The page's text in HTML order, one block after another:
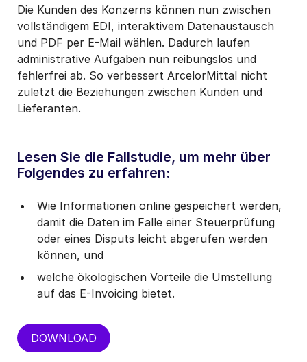
Die Kunden des Konzerns können nun zwischen
vollständigem EDI, interaktivem Datenaustausch
und PDF per E-Mail wählen. Dadurch laufen
administrative Aufgaben nun reibungslos und
fehlerfrei ab. So verbessert ArcelorMittal nicht
zuletzt die Beziehungen zwischen Kunden und
Lieferanten.
Lesen Sie die Fallstudie, um mehr über
Folgendes zu erfahren:
Wie Informationen online gespeichert werden,
damit die Daten im Falle einer Steuerprüfung
oder eines Disputs leicht abgerufen werden
können, und
welche ökologischen Vorteile die Umstellung
auf das E-Invoicing bietet.
DOWNLOAD